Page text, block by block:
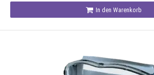
In den Warenkorb